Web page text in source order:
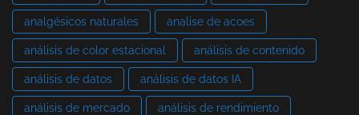
analgésicos naturales analise de acoes
análisis de color estacional análisis de contenido
análisis de datos análisis de datos IA
análisis de mercado análisis de rendimiento